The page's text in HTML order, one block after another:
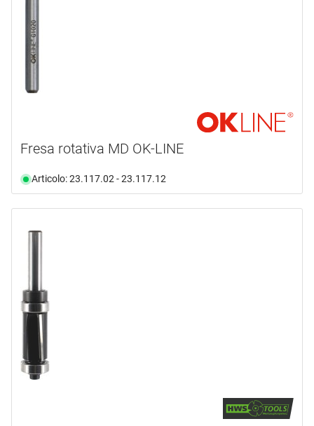
Fresa rotativa MD OK-LINE
Articolo: 23.117.02 - 23.117.12